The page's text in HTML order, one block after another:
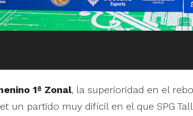
1ª Zonal, la superioridad en el
un partido muy difícil en el que SPG